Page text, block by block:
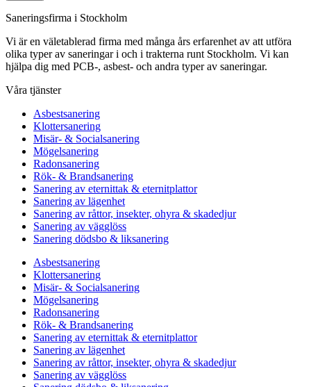
Saneringsfirma i Stockholm
Vi är en väletablerad firma med många års erfarenhet av att utföra
olika typer av saneringar i och i trakterna runt Stockholm. Vi kan
hjälpa dig med PCB-, asbest- och andra typer av saneringar.
Våra tjänster
Asbestsanering
Klottersanering
Misär- & Socialsanering
Mögelsanering
Radonsanering
Rök- & Brandsanering
Sanering av eternittak & eternitplattor
Sanering av lägenhet
Sanering av råttor, insekter, ohyra & skadedjur
Sanering av vägglöss
Sanering dödsbo & liksanering
Asbestsanering
Klottersanering
Misär- & Socialsanering
Mögelsanering
Radonsanering
Rök- & Brandsanering
Sanering av eternittak & eternitplattor
Sanering av lägenhet
Sanering av råttor, insekter, ohyra & skadedjur
Sanering av vägglöss